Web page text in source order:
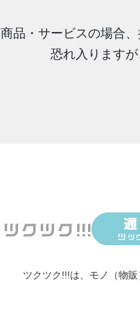
商品・サービスの場合
恐れ入ります
ツクツク!!!は、 モノ（物販